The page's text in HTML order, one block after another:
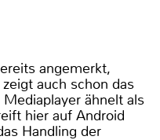
angemerkt,
auch schon das
ähnelt als
hier auf Android
Handling der